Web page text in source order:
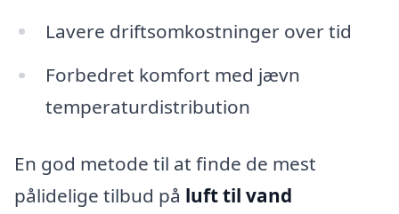
Lavere driftsomkostninger over tid
Forbedret komfort med jævn
temperaturdistribution
En god metode til at finde de mest
pålidelige tilbud på luft til vand